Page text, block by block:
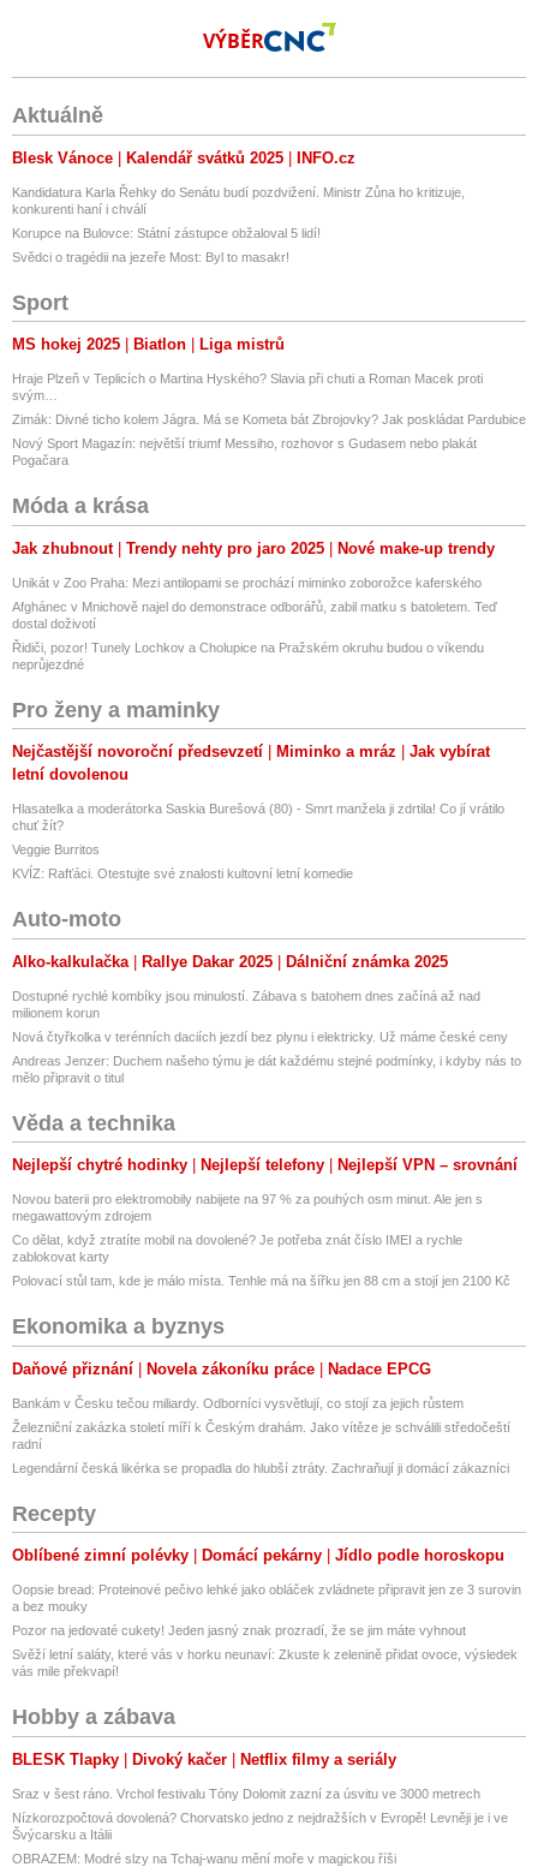
Škoda Enyaq iV RS
Tesla Cybertruck
Tesla Model 3, Renault Zoe ZE40
Tesla Model Opel Zafira-e Life L
Tesla Model Y
Tesla Roadster
Tesla S/X, Chevrolet Volt
Vauxhall Ampera
Volkswagen e-Golf
Volkswagen e-Up
Volkswagen e-Up!
Volkswagen ID.
Volkswagen ID.3 1st
Volkswagen ID.3 Pro
Volkswagen ID.3 Pro S
Volkswagen ID.3 Pure
Volkswagen ID.4
Volkswagen ID.4 1st
Volkswagen ID.4 Pro Performance
Volkswagen ID.5
Volvo V60 PHEV
Volvo XC40 P8 AWD
VÝBĚR
Aktuálně
Blesk Vánoce Kalendář svátků 2025 INFO.cz
Kandidatura Karla Řehky do Senátu budí pozdvižení. Ministr Zůna ho kritizuje,
konkurenti haní i chválí
Korupce na Bulovce: Státní zástupce obžaloval 5 lidí!
Svědci o tragédii na jezeře Most: Byl to masakr!
Sport
MS hokej 2025 Biatlon Liga mistrů
Hraje Plzeň v Teplicích o Martina Hyského? Slavia při chuti a Roman Macek proti
svým…
Zimák: Divné ticho kolem Jágra. Má se Kometa bát Zbrojovky? Jak poskládat Pardubice
Nový Sport Magazín: největší triumf Messiho, rozhovor s Gudasem nebo plakát
Pogačara
Móda a krása
Jak zhubnout Trendy nehty pro jaro 2025 Nové make-up trendy
Unikát v Zoo Praha: Mezi antilopami se prochází miminko zoborožce kaferského
Afghánec v Mnichově najel do demonstrace odborářů, zabil matku s batoletem. Teď
dostal doživotí
Řidiči, pozor! Tunely Lochkov a Cholupice na Pražském okruhu budou o víkendu
neprůjezdné
Pro ženy a maminky
Nejčastější novoroční předsevzetí Miminko a mráz
Jak vybírat
letní dovolenou
Hlasatelka a moderátorka Saskia Burešová (80) - Smrt manžela ji zdrtila! Co jí vrátilo
chuť žít?
Veggie Burritos
KVÍZ: Rafťáci. Otestujte své znalosti kultovní letní komedie
Auto-moto
Alko-kalkulačka Rallye Dakar 2025 Dálniční známka 2025
Dostupné rychlé kombíky jsou minulostí. Zábava s batohem dnes začíná až nad
milionem korun
Nová čtyřkolka v terénních daciích jezdí bez plynu i elektricky. Už máme české ceny
Andreas Jenzer: Duchem našeho týmu je dát každému stejné podmínky, i kdyby nás to
mělo připravit o titul
Věda a technika
Nejlepší chytré hodinky Nejlepší telefony Nejlepší VPN – srovnání
Novou baterii pro elektromobily nabijete na 97 % za pouhých osm minut. Ale jen s
megawattovým zdrojem
Co dělat, když ztratíte mobil na dovolené? Je potřeba znát číslo IMEI a rychle
zablokovat karty
Polovací stůl tam, kde je málo místa. Tenhle má na šířku jen 88 cm a stojí jen 2100 Kč
Ekonomika a byznys
Daňové přiznání Novela zákoníku práce Nadace EPCG
Bankám v Česku tečou miliardy. Odborníci vysvětlují, co stojí za jejich růstem
Železniční zakázka století míří k Českým drahám. Jako vítěze je schválili středočeští
radní
Legendární česká likérka se propadla do hlubší ztráty. Zachraňují ji domácí zákazníci
Recepty
Oblíbené zimní polévky Domácí pekárny Jídlo podle horoskopu
Oopsie bread: Proteinové pečivo lehké jako obláček zvládnete připravit jen ze 3 surovin
a bez mouky
Pozor na jedovaté cukety! Jeden jasný znak prozradí, že se jim máte vyhnout
Svěží letní saláty, které vás v horku neunaví: Zkuste k zelenině přidat ovoce, výsledek
vás mile překvapí!
Hobby a zábava
BLESK Tlapky Divoký kačer Netflix filmy a seriály
Sraz v šest ráno. Vrchol festivalu Tóny Dolomit zazní za úsvitu ve 3000 metrech
Nízkorozpočtová dovolená? Chorvatsko jedno z nejdražších v Evropě! Levněji je i ve
Švýcarsku a Itálii
OBRAZEM: Modré slzy na Tchaj-wanu mění moře v magickou říši